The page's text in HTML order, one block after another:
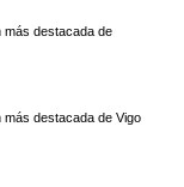
más destacada de
más destacada de Vigo